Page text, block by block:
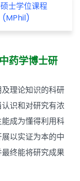
士学位课程
(MPhil)
药学博士研
理论知识的科研
识和对研究有浓
成为懂得利用科
以实证为本的中
终能将研究成果